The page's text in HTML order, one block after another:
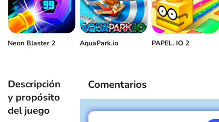
Neon Blaster 2 AquaPark.io PAPEL. IO 2
Descripción
y propósito
del juego
Comentarios